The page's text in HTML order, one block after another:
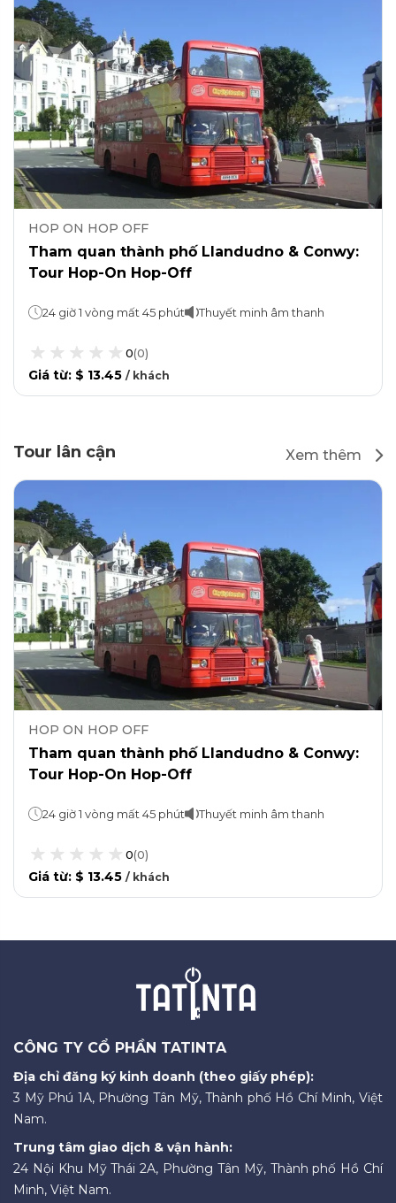
HOP ON HOP OFF
Tham quan thành phố Llandudno & Conwy:
Tour Hop-On Hop-Off
24 giờ 1 vòng mất 45 phút Thuyết minh âm thanh
0(0)
Giá từ: $ 13.45 / khách
Tour lân cận Xem thêm
HOP ON HOP OFF
Tham quan thành phố Llandudno & Conwy:
Tour Hop-On Hop-Off
24 giờ 1 vòng mất 45 phút Thuyết minh âm thanh
0(0)
Giá từ: $ 13.45 / khách
CÔNG TY CỔ PHẦN TATINTA
Địa chỉ đăng ký kinh doanh (theo giấy phép):
3 Mỹ Phú 1A, Phường Tân Mỹ, Thành phố Hồ Chí Minh, Việt
Nam.
Trung tâm giao dịch & vận hành:
24 Nội Khu Mỹ Thái 2A, Phường Tân Mỹ, Thành phố Hồ Chí
Minh, Việt Nam.